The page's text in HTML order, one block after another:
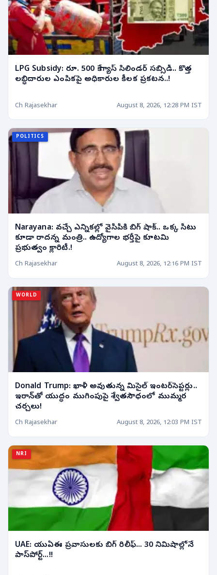
LPG Subsidy: రూ. 500 కే గ్యాస్ సిలిండర్ సబ్సిడీ.. కొత్త
లబ్ధిదారుల ఎంపికపై అధికారుల కీలక ప్రకటన..!
Ch Rajasekhar August 8, 2026, 12:28 PM IST
POLITICS
Narayana: వచ్చే ఎన్నికల్లో వైసీపీకి బిగ్ షాక్.. ఒక్క సీటు
కూడా రాదన్న మంత్రి.. ఉద్యోగాల భర్తీపై కూటమి
ప్రభుత్వం క్లారిటీ.!
Ch Rajasekhar August 8, 2026, 12:16 PM IST
WORLD
Donald Trump: ఖాళీ అవుతున్న మిసైల్ ఇంటర్‌సెప్టర్లు..
ఇరాన్‌తో యుద్ధం ముగింపుపై శ్వేతసౌధంలో ముమ్మర
చర్చలు!
Ch Rajasekhar August 8, 2026, 12:03 PM IST
NRI
UAE: యుఏఈ ప్రవాసులకు బిగ్ రిలీఫ్... 30 నిమిషాల్లోనే
పాస్‌పోర్ట్...!!